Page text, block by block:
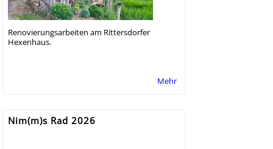
Renovierungsarbeiten am Rittersdorfer
Hexenhaus.
Mehr
Nim(m)s Rad 2026